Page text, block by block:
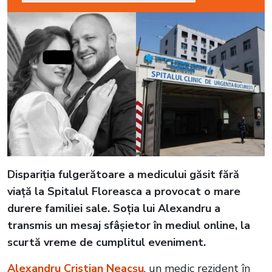
Dispariția fulgerătoare a medicului găsit fără
viață la Spitalul Floreasca a provocat o mare
durere familiei sale. Soția lui Alexandru a
transmis un mesaj sfâșietor în mediul online, la
scurtă vreme de cumplitul eveniment.
Alexandru Cristian Neacșu, un medic rezident în